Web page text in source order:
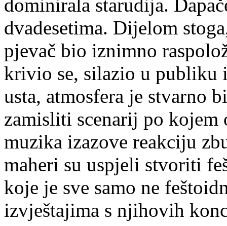
dominirala starudija.
dvadesetima. Dijelom
pjevač bio iznimno
krivio se, silazio u publiku
usta, atmosfera je stvarno
zamisliti scenarij po kojem
muzika izazove reakciju
maheri su uspjeli stvoriti
koje je sve samo ne
izvještajima s njihovih